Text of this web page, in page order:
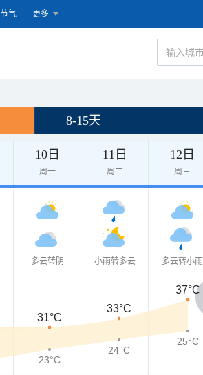
节气 更多
8-15天
10日
周一
11日
周二
12日
周三
多云转阴 小雨转多云 多云转小雨
31°C
33°C
37°C
23°C
24°C
25°C